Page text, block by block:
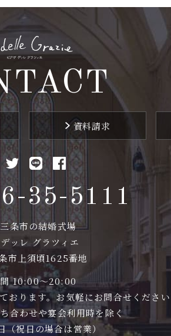
資料請求
35-5111
条市の結婚式場
ッレ グラツィエ
市上須頃1625番地
10:00〜20:00
ります。お気軽にお問合せください
合わせや宴会利用時を除く
（祝日の場合は営業）